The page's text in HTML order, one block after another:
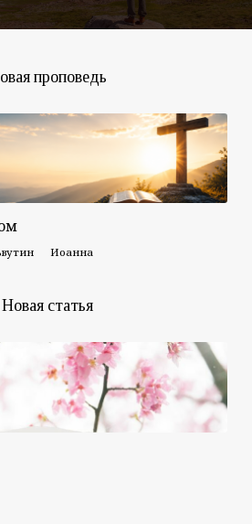
проповедь
Иоанна
Новая статья